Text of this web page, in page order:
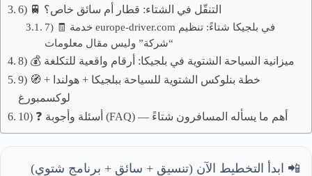
6) 🚆 التنقّل في الشتاء: قطار أم سائق خاص؟
7) 🧾 خدمة europe-driver.com في بلجيكا شتاءً: تنظيم
“شركة” وليس مقال معلومات
8) 💰 ميزانية السياحة الشتوية في بلجيكا: أرقام واقعية للتكلغة
9) 🧭 خطة بنلوكس الشتوية للسياحة ببلجيكا + هولندا +
لوكسمبورغ
10) ❓ أسئلة وأجوبة (FAQ) — أهم ما يسأله المسافرون شتاءً
📲 ابدأ التخطيط الآن (تنسيق + سائق + برنامج شتوي)